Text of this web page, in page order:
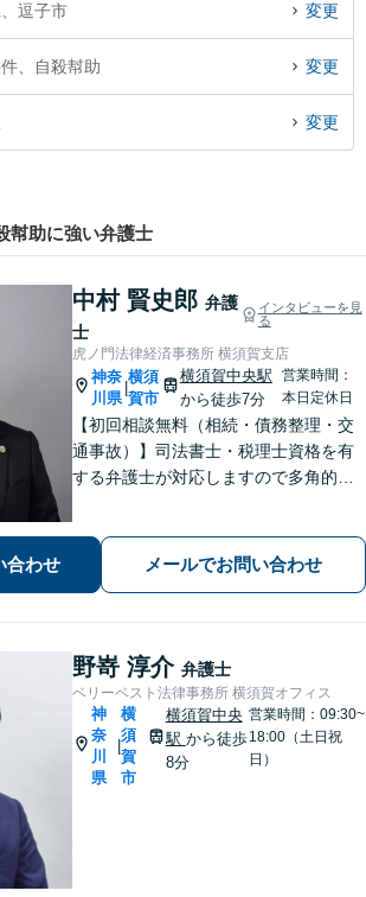
逗子市 変更
、自殺幇助 変更
変更
幇助に強い弁護士
中村 賢史郎 弁護
士
インタビューを見
る
虎ノ門法律経済事務所 横須賀支店
神奈
川県
横須
賀市
横須賀中央駅
から徒歩7分
営業時間：
本日定休日
【初回相談無料（相続・債務整理・交
通事故）】司法書士・税理士資格を有
する弁護士が対応しますので多角的な
模の法律事務所として質の高いワンス
トップ型のリーガルサービスを提供し
合わせ メールでお問い合わせ
野嵜 淳介 弁護士
ベリーベスト法律事務所 横須賀オフィス
神
奈
川
県
横
須
賀
市
横須賀中央
駅 から徒歩
8分
営業時間：09:30~
18:00（土日祝
日）